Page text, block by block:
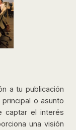
a tu publicación
o asunto
captar el interés
una visión